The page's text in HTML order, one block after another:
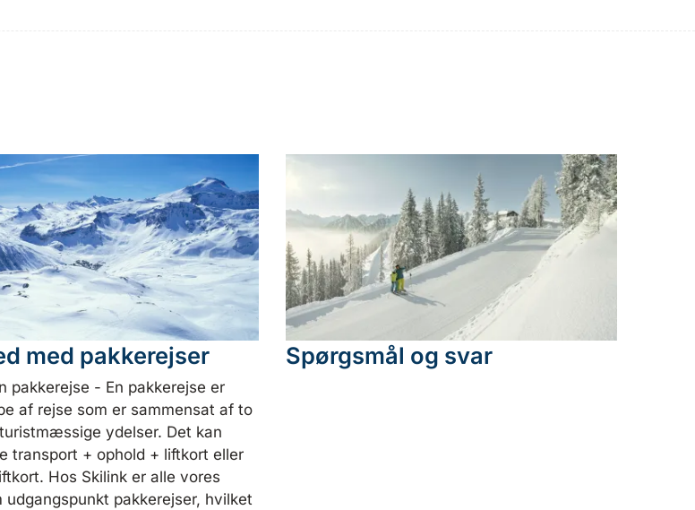
med pakkerejser
pakkerejse - En pakkerejse er
af rejse som er sammensat af to
ydelser. Det kan
transport + ophold + liftkort eller
Hos Skilink er alle vores
udgangspunkt pakkerejser, hvilket
Spørgsmål og svar